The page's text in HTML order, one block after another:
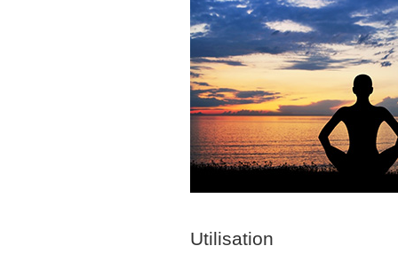
Utilisation